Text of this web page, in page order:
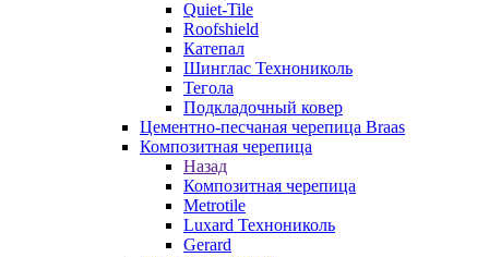
Quiet-Tile
Roofshield
Катепал
Шинглас Технониколь
Тегола
Подкладочный ковер
Цементно-песчаная черепица Braas
Композитная черепица
Назад
Композитная черепица
Metrotile
Luxard Технониколь
Gerard